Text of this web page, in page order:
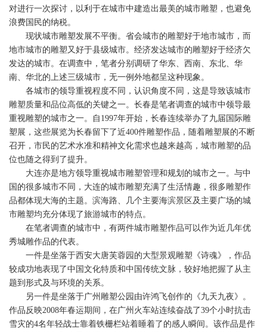
对进行一次探讨，以利于在城市中建造出最美的城市雕塑，也避免
浪费国民的纳税。
现状城市雕塑发展不平衡。省会城市的雕塑好于地市城市，而
地市城市的雕塑又好于县级城市。经济发达城市的雕塑好于经济欠
发达的城市。在调查中，笔者分别调研了华东、西南、东北、华
南、华北的上述三级城市，无一例外地都呈这种现象。
各城市的领导重视程度不同，认识角度不同，这是导致该城市
雕塑质量和品位高低的关键之一。长春是笔者调查的城市中领导最
重视雕塑的城市之一。自1997年开始，长春连续举办了九届国际雕
塑展，这些展览为长春留下了近400件雕塑作品，随着雕塑展的不断
召开，市民的艺术水准和精神文化需求也越来越高，城市雕塑的品
位也随之得到了提升。
大连亦是地方领导重视城市雕塑管理和规划的城市之一。与中
国的很多城市不同，大连的城市雕塑充满了生活情趣，很多雕塑作
品都体现大海的主题。滨海路、几个主要海滨景区及主要广场的城
市雕塑均充分体现了旅游城市的特点。
在笔者调查的城市中，有两件城市雕塑作品可以作为近几年优
秀城雕作品的代表。
一件是坐落于西安大唐芙蓉园的大型景观雕塑《诗魂》，作品
较成功地表现了中国文化特质和中国传统文脉，较好地把握了从主
题到形式及与环境的关系。
另一件是坐落于广州雕塑公园由许鸿飞创作的《九天九夜》。
作品反映2008年春运期间，在广州火车站连续奋战了39个小时抗击
雪灾的4名年轻战士靠着铁栅栏站着睡着了的感人瞬间。该作品是作